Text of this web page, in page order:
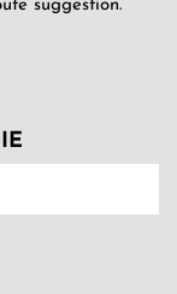
suggestion.